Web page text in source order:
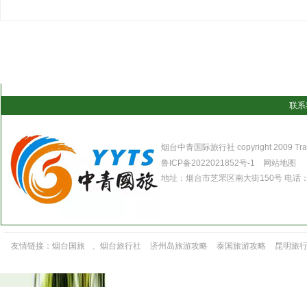
联
烟台中青国际旅行社 copyright 2009
鲁ICP备2022021852号-1
网站地图
地址：烟台市芝罘区南大街150号 电
友情链接： 烟台国旅 、 烟台旅行社 济州岛旅游攻略 泰国旅游攻略 昆明旅